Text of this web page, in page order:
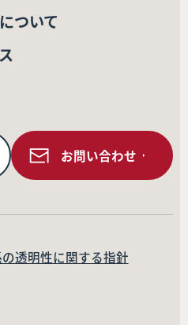
ついて
お問い合わせ
透明性に関する指針